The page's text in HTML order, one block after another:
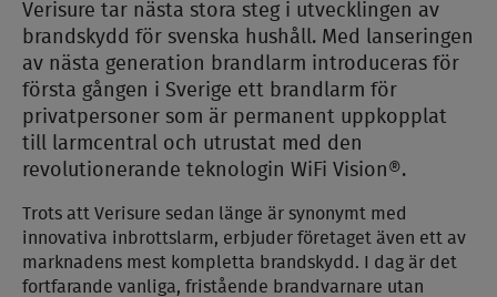
Verisure tar nästa stora steg i utvecklingen av
brandskydd för svenska hushåll. Med lanseringen
av nästa generation brandlarm introduceras för
första gången i Sverige ett brandlarm för
privatpersoner som är permanent uppkopplat
till larmcentral och utrustat med den
revolutionerande teknologin WiFi Vision®.
Trots att Verisure sedan länge är synonymt med
innovativa inbrottslarm, erbjuder företaget även ett av
marknadens mest kompletta brandskydd. I dag är det
fortfarande vanliga, fristående brandvarnare utan